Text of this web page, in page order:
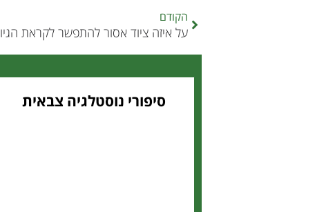
הקודם
על איזה ציוד אסור להתפשר לקראת
סיפורי נוסטלגיה צבאית